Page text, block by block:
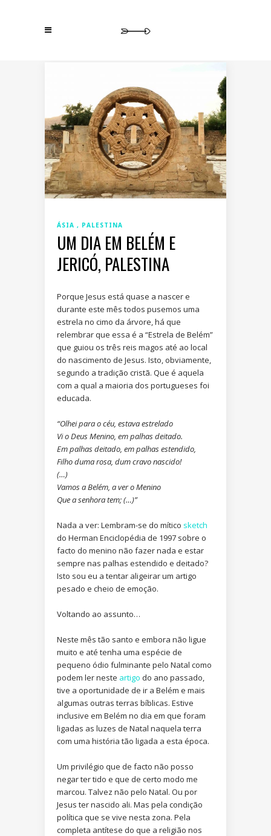
ÁSIA PALESTINA
UM DIA EM BELÉM E
JERICÓ, PALESTINA
Porque Jesus está quase a nascer e
durante este mês todos pusemos uma
estrela no cimo da árvore, há que
relembrar que essa é a “Estrela de Belém”
que guiou os três reis magos até ao local
do nascimento de Jesus. Isto, obviamente,
segundo a tradição cristã. Que é aquela
com a qual a maioria dos portugueses foi
educada.
“Olhei para o céu, estava estrelado
Vi o Deus Menino, em palhas deitado.
Em palhas deitado, em palhas estendido,
Filho duma rosa, dum cravo nascido!
(…)
Vamos a Belém, a ver o Menino
Que a senhora tem; (…)”
Nada a ver: Lembram-se do mítico sketch
do Herman Enciclopédia de 1997 sobre o
facto do menino não fazer nada e estar
sempre nas palhas estendido e deitado?
Isto sou eu a tentar aligeirar um artigo
pesado e cheio de emoção.
Voltando ao assunto…
Neste mês tão santo e embora não ligue
muito e até tenha uma espécie de
pequeno ódio fulminante pelo Natal como
podem ler neste artigo do ano passado,
tive a oportunidade de ir a Belém e mais
algumas outras terras bíblicas. Estive
inclusive em Belém no dia em que foram
ligadas as luzes de Natal naquela terra
com uma história tão ligada a esta época.
Um privilégio que de facto não posso
negar ter tido e que de certo modo me
marcou. Talvez não pelo Natal. Ou por
Jesus ter nascido ali. Mas pela condição
política que se vive nesta zona. Pela
completa antítese do que a religião nos